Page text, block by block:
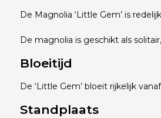
De Magnolia ‘Little Gem’ is
De magnolia is geschikt als
Bloeitijd
De ‘Little Gem’ bloeit rijkelijk
Standplaats